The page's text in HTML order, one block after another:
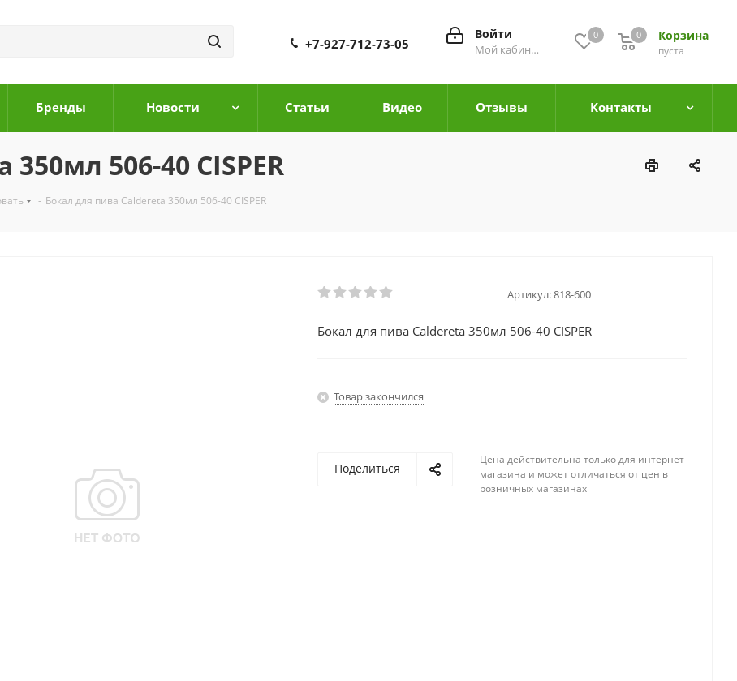
0 Корзина
0
пуста
0
Войти
Мой кабинет
+7-927-712-73-05
Бренды Новости Cтатьи Видео Отзывы Контакты
506-40 CISPER
- Бокал для пива Caldereta 350мл 506-40 CISPER
Артикул:818-600
Бокал для пива Caldereta 350мл 506-40 CISPER
Товар закончился
Поделиться
Цена действительна только для интернет-
магазина и может отличаться от цен в
розничных магазинах